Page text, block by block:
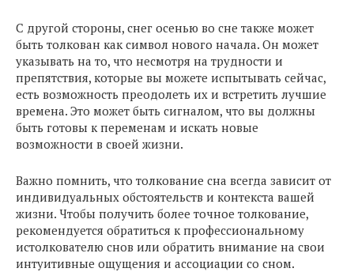
С другой стороны, снег осенью во сне также может
быть толкован как символ нового начала. Он может
указывать на то, что несмотря на трудности и
препятствия, которые вы можете испытывать сейчас,
есть возможность преодолеть их и встретить лучшие
времена. Это может быть сигналом, что вы должны
быть готовы к переменам и искать новые
возможности в своей жизни.
Важно помнить, что толкование сна всегда зависит от
индивидуальных обстоятельств и контекста вашей
жизни. Чтобы получить более точное толкование,
рекомендуется обратиться к профессиональному
истолкователю снов или обратить внимание на свои
интуитивные ощущения и ассоциации со сном.